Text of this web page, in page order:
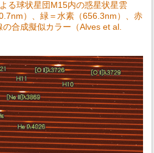
る球状星団M15内の惑星状星雲
）、緑＝水素（656.3nm）、赤
合成擬似カラー（Alves et al.